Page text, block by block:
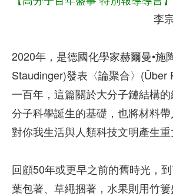
李
2020年，是德國化學家赫爾曼•施
Staudinger)發表〈論聚合〉(Über
一百年，這篇關於大分子鏈結構
分子科學誕生的基礎，也將材料帶
對你我生活與人類科技文明產生重
回顧50年或更早之前的舊時光，
葉包著、草繩捆著，水果則用竹